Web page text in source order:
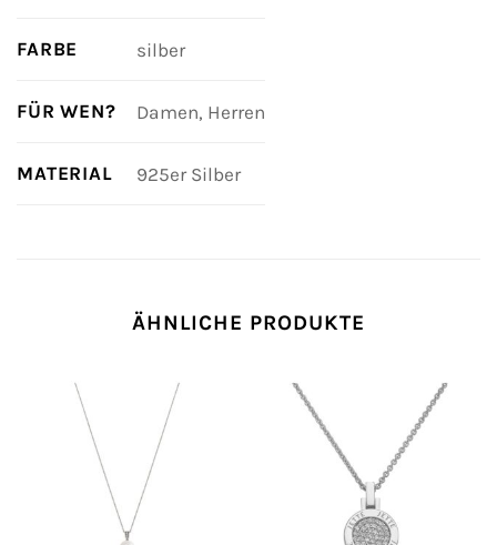
FARBE silber
FÜR WEN? Damen, Herren
MATERIAL 925er Silber
ÄHNLICHE PRODUKTE